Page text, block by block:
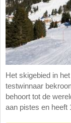
Het skigebied in
testwinnaar
behoort tot de
aan pistes en heeft